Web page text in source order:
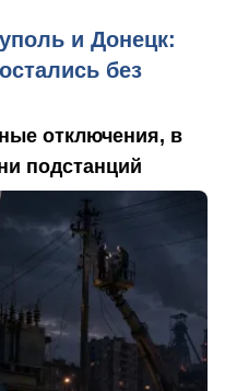
и Донецк:
без
отключения, в
подстанций